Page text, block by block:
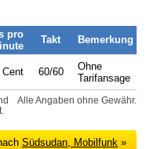
pro
Takt Bemerkung
Cent 60/60
Ohne
Tarifansage
Alle Angaben ohne Gewähr.
Südsudan, Mobilfunk »